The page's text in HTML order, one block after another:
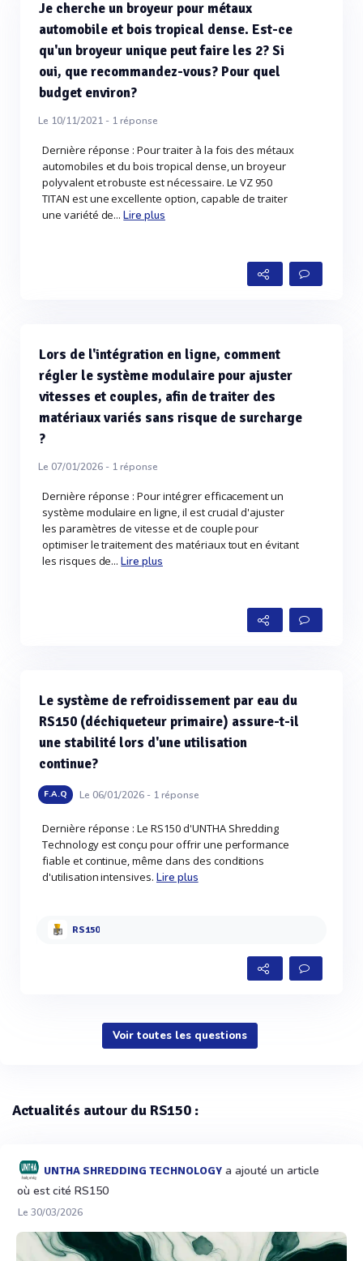
Je cherche un broyeur pour métaux
automobile et bois tropical dense. Est-ce
qu'un broyeur unique peut faire les 2? Si
oui, que recommandez-vous? Pour quel
budget environ?
Le 10/11/2021 - 1réponse
Dernière réponse : Pour traiter à la fois des métaux
automobiles et du bois tropical dense, un broyeur
polyvalent et robuste est nécessaire. Le VZ 950
TITAN est une excellente option, capable de traiter
une variété de...Lire plus
Lors de l'intégration en ligne, comment
régler le système modulaire pour ajuster
vitesses et couples, afin de traiter des
matériaux variés sans risque de surcharge
?
Le 07/01/2026 - 1réponse
Dernière réponse : Pour intégrer efficacement un
système modulaire en ligne, il est crucial d'ajuster
les paramètres de vitesse et de couple pour
optimiser le traitement des matériaux tout en évitant
les risques de...Lire plus
Le système de refroidissement par eau du
RS150 (déchiqueteur primaire) assure-t-il
une stabilité lors d'une utilisation
continue?
F.A.Q Le 06/01/2026 - 1réponse
Dernière réponse : Le RS150 d'UNTHA Shredding
Technology est conçu pour offrir une performance
fiable et continue, même dans des conditions
d'utilisation intensives. Lire plus
RS150
Voir toutes les questions
Actualités autour du RS150 :
UNTHA SHREDDING TECHNOLOGY a ajouté un article
où est cité RS150
Le 30/03/2026